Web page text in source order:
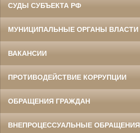
СУДЫ СУБЪЕКТА РФ
МУНИЦИПАЛЬНЫЕ ОРГАНЫ ВЛАСТИ
ВАКАНСИИ
ПРОТИВОДЕЙСТВИЕ КОРРУПЦИИ
ОБРАЩЕНИЯ ГРАЖДАН
ВНЕПРОЦЕССУАЛЬНЫЕ ОБРАЩЕНИЯ